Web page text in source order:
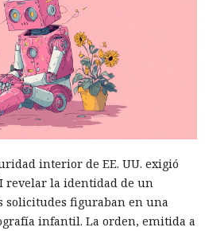
interior de EE. UU. exigió
revelar la identidad de un
solicitudes figuraban en una
infantil. La orden, emitida a